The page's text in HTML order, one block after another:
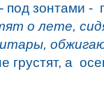
под зонтами
о лете,
грустят, а